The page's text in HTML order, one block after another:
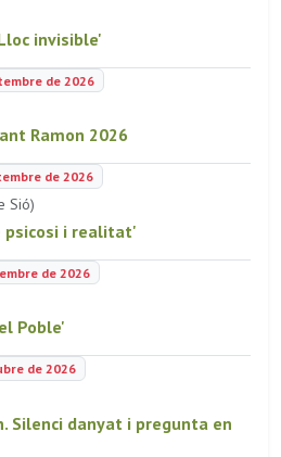
invisible'
de 2026
Ramon 2026
de 2026
Sió)
psicosi i realitat'
de 2026
Poble'
de 2026
Silenci danyat i pregunta en